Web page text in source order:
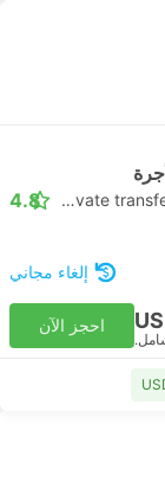
Daytrip private transfer with English speaking driver
4.8
إلغاء مجاني
احجز الآن